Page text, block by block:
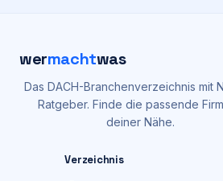
wermachtwas
Das DACH-Branchenverzeichnis mit
Ratgeber. Finde die passende
deiner Nähe.
Verzeichnis